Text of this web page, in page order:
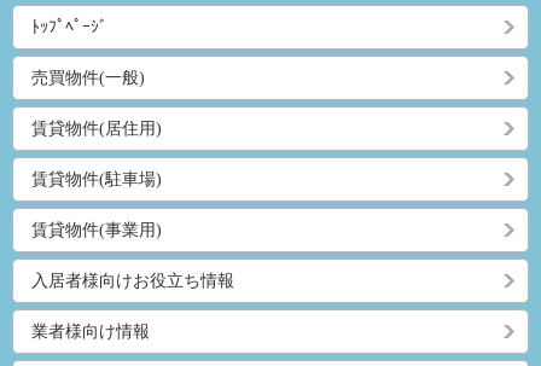
ﾄｯﾌﾟﾍﾟｰｼﾞ
売買物件(一般)
賃貸物件(居住用)
賃貸物件(駐車場)
賃貸物件(事業用)
入居者様向けお役立ち情報
業者様向け情報